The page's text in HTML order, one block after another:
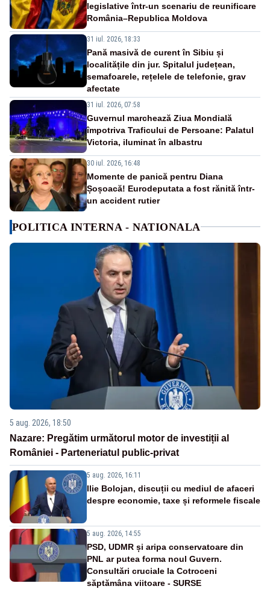
legislative într-un scenariu de reunificare
România–Republica Moldova
31 iul. 2026, 18:33
Pană masivă de curent în Sibiu și
localitățile din jur. Spitalul județean,
semafoarele, rețelele de telefonie, grav
afectate
31 iul. 2026, 07:58
Guvernul marchează Ziua Mondială
împotriva Traficului de Persoane: Palatul
Victoria, iluminat în albastru
30 iul. 2026, 16:48
Momente de panică pentru Diana
Șoșoacă! Eurodeputata a fost rănită într-
un accident rutier
POLITICA INTERNA - NATIONALA
5 aug. 2026, 18:50
Nazare: Pregătim următorul motor de investiții al
României - Parteneriatul public-privat
5 aug. 2026, 16:11
Ilie Bolojan, discuții cu mediul de afaceri
despre economie, taxe și reformele fiscale
5 aug. 2026, 14:55
PSD, UDMR și aripa conservatoare din
PNL ar putea forma noul Guvern.
Consultări cruciale la Cotroceni
săptămâna viitoare - SURSE